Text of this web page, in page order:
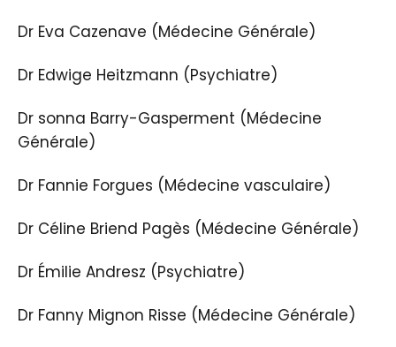
Dr Eva Cazenave (Médecine Générale)
Dr Edwige Heitzmann (Psychiatre)
Dr sonna Barry-Gasperment (Médecine
Générale)
Dr Fannie Forgues (Médecine vasculaire)
Dr Céline Briend Pagès (Médecine Générale)
Dr Émilie Andresz (Psychiatre)
Dr Fanny Mignon Risse (Médecine Générale)